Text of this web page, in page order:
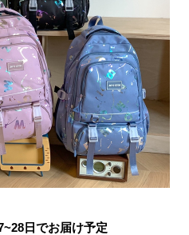
日でお届け予定